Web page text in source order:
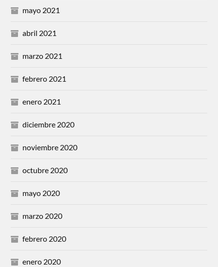
mayo 2021
abril 2021
marzo 2021
febrero 2021
enero 2021
diciembre 2020
noviembre 2020
octubre 2020
mayo 2020
marzo 2020
febrero 2020
enero 2020